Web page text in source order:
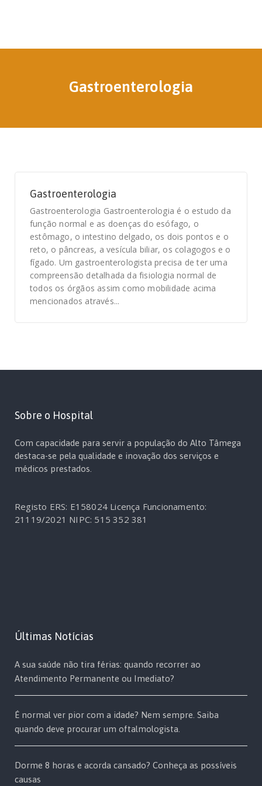
Gastroenterologia
Gastroenterologia
Gastroenterologia Gastroenterologia é o estudo da
função normal e as doenças do esófago, o
estômago, o intestino delgado, os dois pontos e o
reto, o pâncreas, a vesícula biliar, os colagogos e o
fígado. Um gastroenterologista precisa de ter uma
compreensão detalhada da fisiologia normal de
todos os órgãos assim como mobilidade acima
mencionados através...
Sobre o Hospital
Com capacidade para servir a população do Alto Tâmega
destaca-se pela qualidade e inovação dos serviços e
médicos prestados.
Registo ERS: E158024 Licença Funcionamento:
21119/2021 NIPC: 515 352 381
Últimas Notícias
A sua saúde não tira férias: quando recorrer ao
Atendimento Permanente ou Imediato?
É normal ver pior com a idade? Nem sempre. Saiba
quando deve procurar um oftalmologista.
Dorme 8 horas e acorda cansado? Conheça as possíveis
causas